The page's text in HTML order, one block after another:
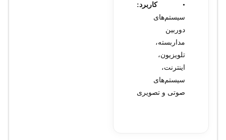
•کاربرد:
سیستم‌های
دوربین
مداربسته،
تلویزیون،
اینترنت،
سیستم‌های
صوتی و تصویری